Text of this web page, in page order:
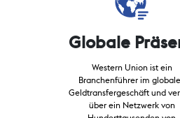
Globale
Western Union ist ein
Branchenführer im
Geldtransfergeschäft und
über ein Netzwerk von